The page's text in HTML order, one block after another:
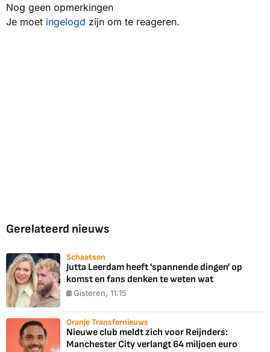
Nog geen opmerkingen
Je moet ingelogd zijn om te reageren.
Gerelateerd nieuws
Schaatsen
Jutta Leerdam heeft 'spannende dingen' op
komst en fans denken te weten wat
Gisteren, 11:15
Oranje Transfernieuws
Nieuwe club meldt zich voor Reijnders:
Manchester City verlangt 64 miljoen euro